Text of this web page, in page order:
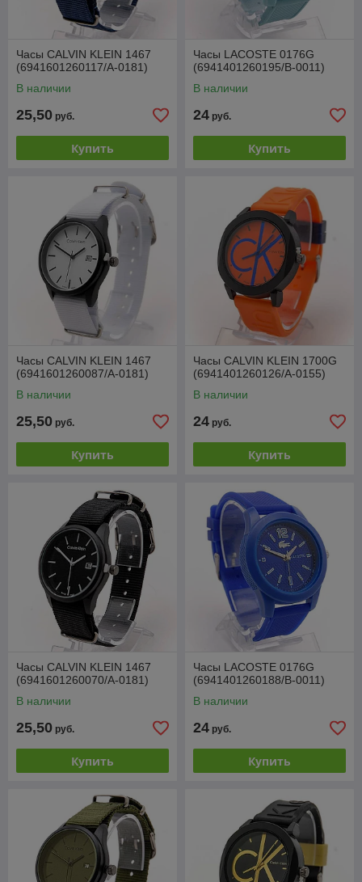
Часы CALVIN KLEIN 1467
(6941601260117/A-0181)
В наличии
25,50 руб.
Купить
Часы LACOSTE 0176G
(6941401260195/B-0011)
В наличии
24 руб.
Купить
Часы CALVIN KLEIN 1467
(6941601260087/A-0181)
В наличии
25,50 руб.
Купить
Часы CALVIN KLEIN 1700G
(6941401260126/A-0155)
В наличии
24 руб.
Купить
Часы CALVIN KLEIN 1467
(6941601260070/A-0181)
В наличии
25,50 руб.
Купить
Часы LACOSTE 0176G
(6941401260188/B-0011)
В наличии
24 руб.
Купить